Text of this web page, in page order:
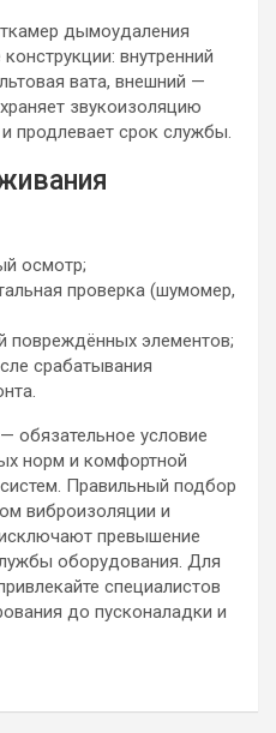
дымоудаления
внутренний
вата, внешний —
звукоизоляцию
продлевает срок службы.
осмотр;
проверка (шумомер,
повреждённых элементов;
срабатывания
обязательное условие
норм и комфортной
Правильный подбор
виброизоляции и
превышение
оборудования. Для
специалистов
до пусконаладки и